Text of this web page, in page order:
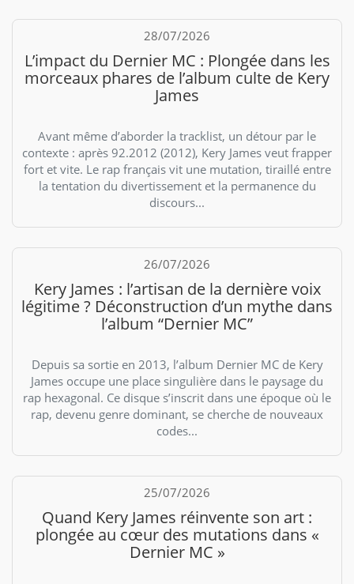
28/07/2026
L’impact du Dernier MC : Plongée dans les
morceaux phares de l’album culte de Kery
James
Avant même d’aborder la tracklist, un détour par le
contexte : après 92.2012 (2012), Kery James veut frapper
fort et vite. Le rap français vit une mutation, tiraillé entre
la tentation du divertissement et la permanence du
discours...
26/07/2026
Kery James : l’artisan de la dernière voix
légitime ? Déconstruction d’un mythe dans
l’album “Dernier MC”
Depuis sa sortie en 2013, l’album Dernier MC de Kery
James occupe une place singulière dans le paysage du
rap hexagonal. Ce disque s’inscrit dans une époque où le
rap, devenu genre dominant, se cherche de nouveaux
codes...
25/07/2026
Quand Kery James réinvente son art :
plongée au cœur des mutations dans «
Dernier MC »